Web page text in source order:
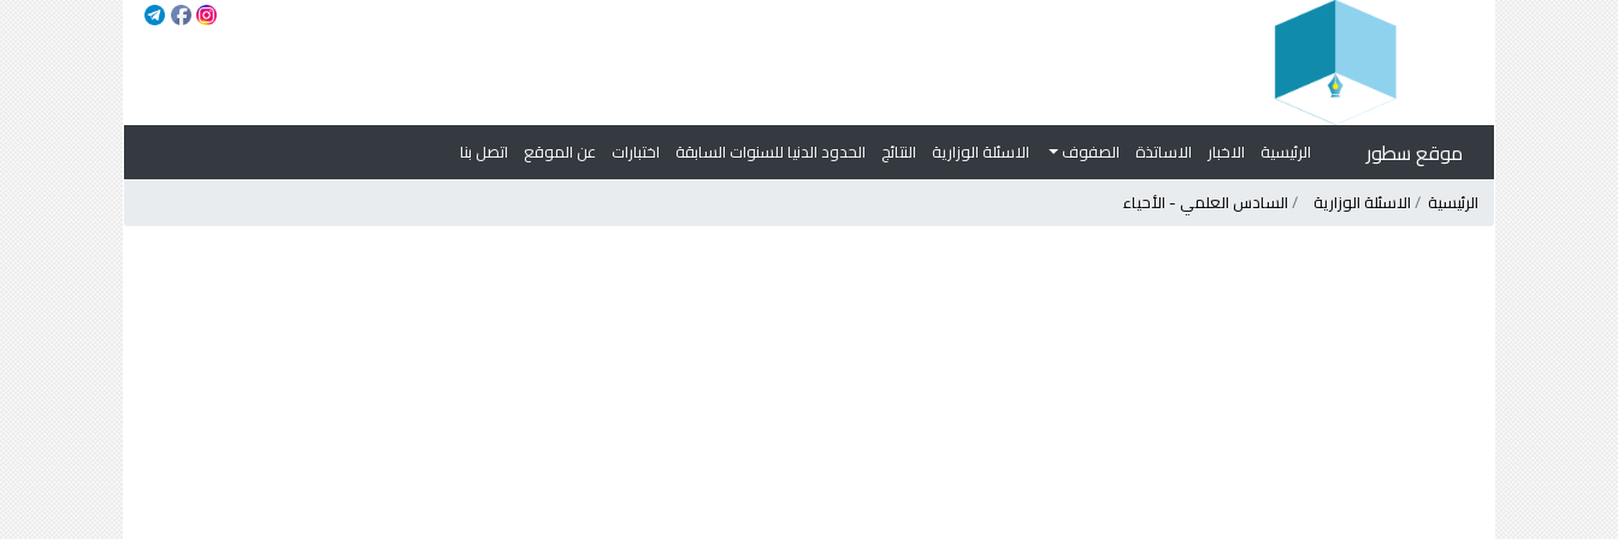
موقع سطور الرئيسية الاخبار الاساتذة الصفوف الاسئلة الوزارية النتائج الحدود الدنيا للسنوات السابقة اختبارات عن الموقع
اتصل بنا
الرئيسية
الاسئلة الوزارية السادس العلمي - الأحياء